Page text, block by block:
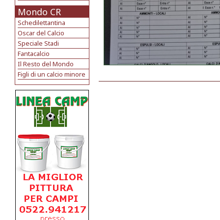
Mondo CR
Schedilettantina
Oscar del Calcio
Speciale Stadi
Fantacalcio
Il Resto del Mondo
Figli di un calcio minore